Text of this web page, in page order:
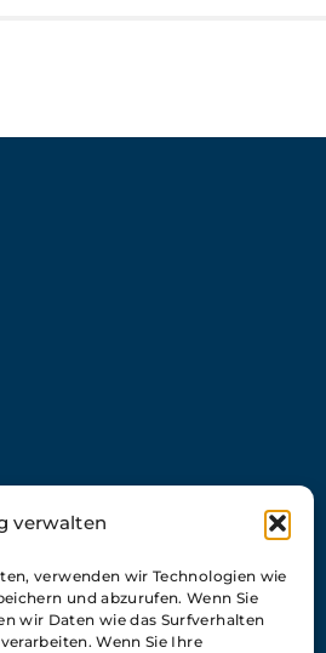
verwalten
verwenden wir Technologien wie
und abzurufen. Wenn Sie
wir Daten wie das Surfverhalten
Wenn Sie Ihre